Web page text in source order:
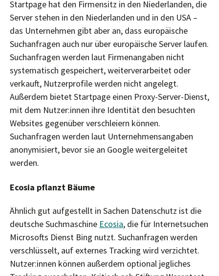
Startpage hat den Firmensitz in den Niederlanden, die
Server stehen in den Niederlanden und in den USA –
das Unternehmen gibt aber an, dass europäische
Suchanfragen auch nur über europäische Server laufen.
Suchanfragen werden laut Firmenangaben nicht
systematisch gespeichert, weiterverarbeitet oder
verkauft, Nutzerprofile werden nicht angelegt.
Außerdem bietet Startpage einen Proxy-Server-Dienst,
mit dem Nutzer:innen ihre Identität den besuchten
Websites gegenüber verschleiern können.
Suchanfragen werden laut Unternehmensangaben
anonymisiert, bevor sie an Google weitergeleitet
werden.
Ecosia pflanzt Bäume
Ähnlich gut aufgestellt in Sachen Datenschutz ist die
deutsche Suchmaschine Ecosia, die für Internetsuchen
Microsofts Dienst Bing nutzt. Suchanfragen werden
verschlüsselt, auf externes Tracking wird verzichtet.
Nutzer:innen können außerdem optional jegliches